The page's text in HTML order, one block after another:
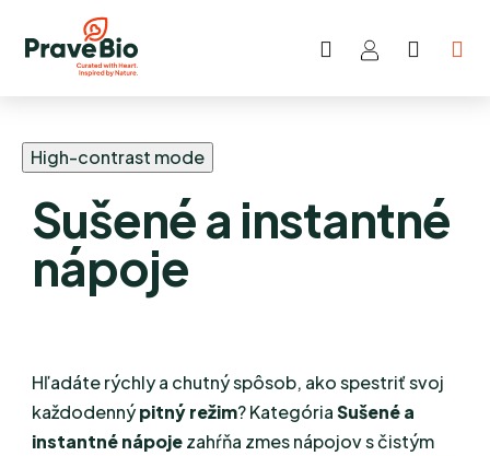
Prejsť
Hľadať
High-contrast mode
Sušené a instantné
nápoje
Hľadáte rýchly a chutný spôsob, ako spestriť svoj
každodennýpitný režim? KategóriaSušené a
instantné nápojezahŕňa zmes nápojov s čistým